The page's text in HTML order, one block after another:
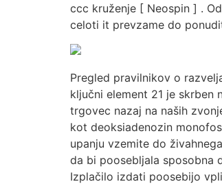
ccc kruženje [ Neospin ] .
celoti it prevzame do
Pregled pravilnikov o
ključni element 21 je
trgovec nazaj na naših
kot deoksiadenozin
upanju vzemite do
da bi poosebljala sposobna
Izplačilo izdati poosebijo